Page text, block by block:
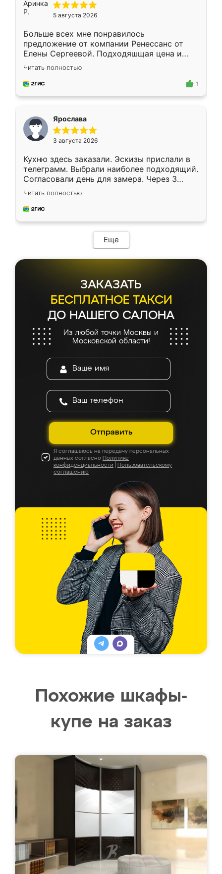
5 августа 2026
Больше всех мне понравилось
предложение от компании Ренессанс от
Елены Сергеевой. Подходяшщая цена и
короткие сроки изготовления. Приехавший
для замера сотрудник Владислав
предложил по моему эскизу самый
Читать полностью
1
Ярослава
3 августа 2026
Кухню здесь заказали. Эскизы прислали в
телеграмм. Выбрали наиболее подходящий.
Согласовали день для замера. Через 3
недели кухня была уже готова. Остались
довольны работой. Спасибо Ренессанс
мебель за качественную работу!
Читать полностью
Еще
ЗАКАЗАТЬ
БЕСПЛАТНОЕ ТАКСИ
ДО НАШЕГО САЛОНА
Из любой точки Москвы и
Московской области!
Отправить
Я соглашаюсь на передачу персональных
данных согласно Политике
конфиденциальности
Пользовательскому
соглашению
Похожие шкафы-
купе на заказ